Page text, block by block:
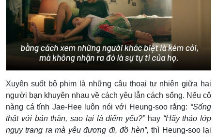
Xuyên suốt bộ phim là những câu thoại tự nhiên giữa hai
người bạn khuyên nhau về cách yêu lẫn cách sống. Nếu cô
nàng cá tính Jae-Hee luôn nói với Heung-soo rằng: “Sống
thật với bản thân, sao lại là điểm yếu?”hay “Hãy tháo lớp
ngụy trang ra mà yêu đương đi, đồ hèn”, thì Heung-soo lại